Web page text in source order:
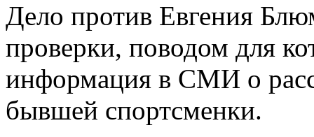
Дело против Евгения
проверки, поводом для
информация в СМИ о
бывшей спортсменки.